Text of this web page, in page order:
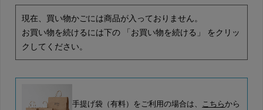
現在、買い物かごには商品が入っておりません。
お買い物を続けるには下の 「お買い物を続ける」 をクリッ
クしてください。
手提げ袋（有料）をご利用の場合は、 こちらから